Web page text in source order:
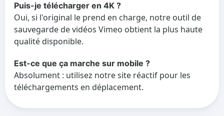
Puis-je télécharger en 4K ?
Oui, si l'original le prend en charge, notre outil de
sauvegarde de vidéos Vimeo obtient la plus haute
qualité disponible.
Est-ce que ça marche sur mobile ?
Absolument : utilisez notre site réactif pour les
téléchargements en déplacement.